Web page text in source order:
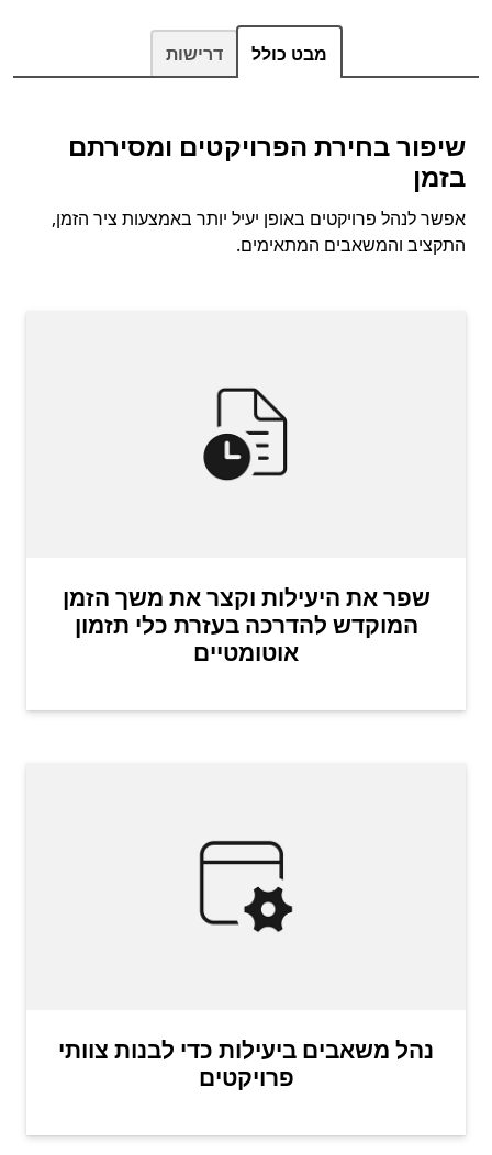
מבט כולל דרישות
שיפור בחירת הפרויקטים ומסירתם
בזמן
אפשר לנהל פרויקטים באופן יעיל יותר באמצעות ציר הזמן,
התקציב והמשאבים המתאימים.
שפר את היעילות וקצר את משך הזמן
המוקדש להדרכה בעזרת כלי תזמון
אוטומטיים
נהל משאבים ביעילות כדי לבנות צוותי
פרויקטים